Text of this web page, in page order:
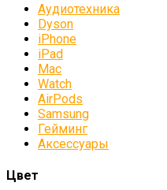
Аудиотехника
Dyson
iPhone
iPad
Mac
Watch
AirPods
Samsung
Гейминг
Аксессуары
Цвет